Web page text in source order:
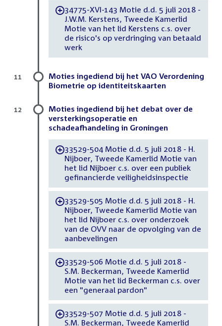
-34775-XVI-143 Motie d.d. 5 juli 2018 -
J.W.M. Kerstens, Tweede Kamerlid
Motie van het lid Kerstens c.s. over
de risico's op verdringing van betaald
werk
Moties ingediend bij het VAO Verordening
Biometrie op identiteitskaarten
11
Moties ingediend bij het debat over de
versterkingsoperatie en
schadeafhandeling in Groningen
-33529-504 Motie d.d. 5 juli 2018 - H.
Nijboer, Tweede Kamerlid Motie van
het lid Nijboer c.s. over een publiek
gefinancierde veiligheidsinspectie
-33529-505 Motie d.d. 5 juli 2018 - H.
Nijboer, Tweede Kamerlid Motie van
het lid Nijboer c.s. over onderzoek
van de OVV naar de opvolging van de
aanbevelingen
-33529-506 Motie d.d. 5 juli 2018 -
S.M. Beckerman, Tweede Kamerlid
Motie van het lid Beckerman c.s. over
een "generaal pardon"
-33529-507 Motie d.d. 5 juli 2018 -
S.M. Beckerman, Tweede Kamerlid
12